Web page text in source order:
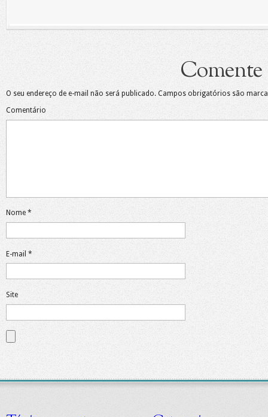
Comente
O seu endereço de e-mail não será publicado. Campos obrigatórios são
Comentário
Nome *
E-mail *
Site